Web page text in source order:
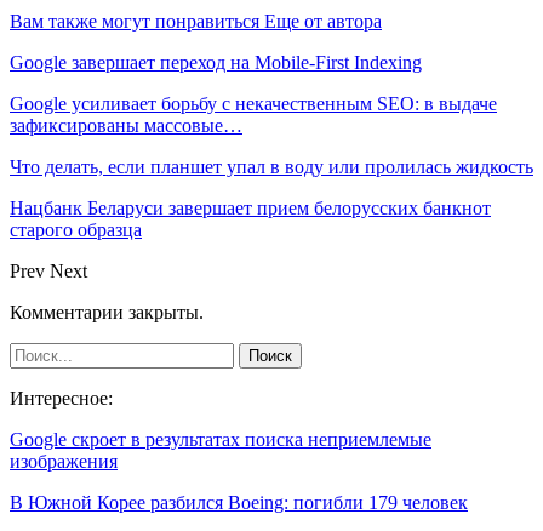
Вам также могут понравиться Еще от автора
Google завершает переход на Mobile-First Indexing
Google усиливает борьбу с некачественным SEO: в выдаче
зафиксированы массовые…
Что делать, если планшет упал в воду или пролилась жидкость
Нацбанк Беларуси завершает прием белорусских банкнот
старого образца
Prev Next
Комментарии закрыты.
Интересное:
Google скроет в результатах поиска неприемлемые
изображения
В Южной Корее разбился Boeing: погибли 179 человек